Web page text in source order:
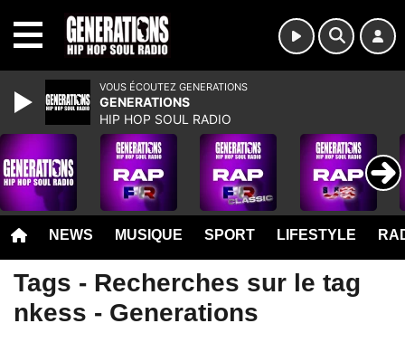
NEWS MUSIQUE SPORT LIFESTYLE
Tags - Recherches sur le tag
nkess - Generations
VOUS ÉCOUTEZ GENERATIONS
GENERATIONS
HIP HOP SOUL RADIO